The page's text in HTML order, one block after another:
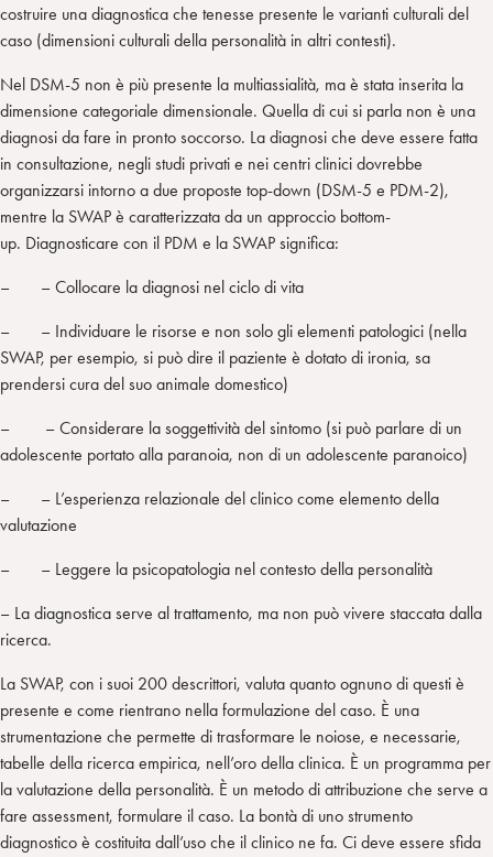
costruire una diagnostica che tenesse presente le varianti culturali del
caso (dimensioni culturali della personalità in altri contesti).
Nel DSM-5 non è più presente la multiassialità, ma è stata inserita la
dimensione categoriale dimensionale. Quella di cui si parla non è una
diagnosi da fare in pronto soccorso. La diagnosi che deve essere fatta
in consultazione, negli studi privati e nei centri clinici dovrebbe
organizzarsi intorno a due proposte top-down (DSM-5 e PDM-2),
mentre la SWAP è caratterizzata da un approccio bottom-
up. Diagnosticare con il PDM e la SWAP significa:
– – Collocare la diagnosi nel ciclo di vita
– – Individuare le risorse e non solo gli elementi patologici (nella
SWAP, per esempio, si può dire il paziente è dotato di ironia, sa
prendersi cura del suo animale domestico)
– – Considerare la soggettività del sintomo (si può parlare di un
adolescente portato alla paranoia, non di un adolescente paranoico)
– – L’esperienza relazionale del clinico come elemento della
valutazione
– – Leggere la psicopatologia nel contesto della personalità
– La diagnostica serve al trattamento, ma non può vivere staccata dalla
ricerca.
La SWAP, con i suoi 200 descrittori, valuta quanto ognuno di questi è
presente e come rientrano nella formulazione del caso. È una
strumentazione che permette di trasformare le noiose, e necessarie,
tabelle della ricerca empirica, nell’oro della clinica. È un programma per
la valutazione della personalità. È un metodo di attribuzione che serve a
fare assessment, formulare il caso. La bontà di uno strumento
diagnostico è costituita dall’uso che il clinico ne fa. Ci deve essere sfida